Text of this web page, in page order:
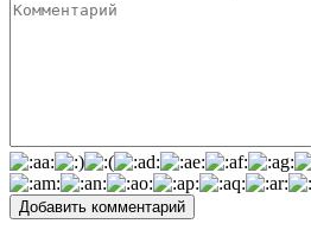
Добавить комментарий